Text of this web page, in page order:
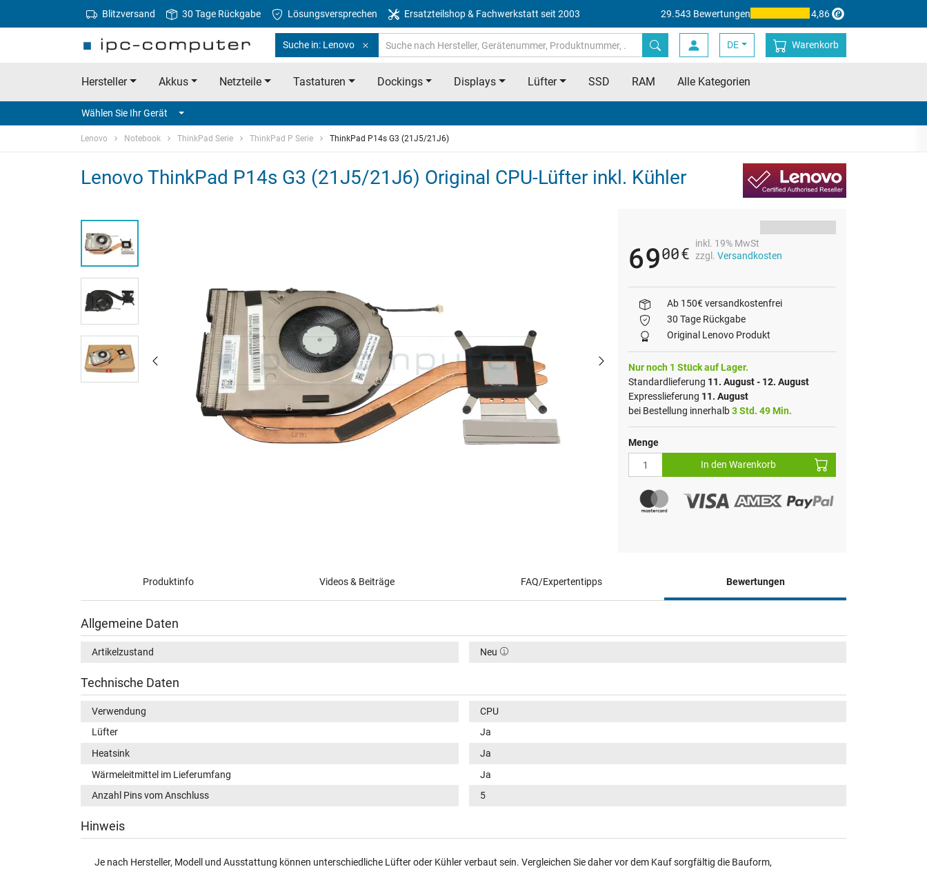
Blitzversand 30 Tage Rückgabe Lösungsversprechen Ersatzteilshop & Fachwerkstatt seit 2003 29.543 Bewertungen 4,86
Suche in: Lenovo DE Warenkorb
Hersteller Akkus Netzteile Tastaturen Dockings Displays Lüfter SSD RAM Alle Kategorien
Wählen Sie Ihr Gerät
Lenovo Notebook ThinkPad Serie ThinkPad P Serie ThinkPad P14s G3 (21J5/21J6)
Lenovo ThinkPad P14s G3 (21J5/21J6) Original CPU-Lüfter inkl. Kühler
6900€
inkl. 19% MwSt
zzgl. Versandkosten
Ab 150€ versandkostenfrei
30 Tage Rückgabe
Original Lenovo Produkt
Nur noch 1 Stück auf Lager.
Standardlieferung 11. August - 12. August
Expresslieferung 11. August
bei Bestellung innerhalb3 Std. 49 Min.
Menge
In den Warenkorb
Produktinfo Videos & Beiträge FAQ/Expertentipps Bewertungen
Allgemeine Daten
Artikelzustand Neu
Technische Daten
Verwendung
CPU
Lüfter
Ja
Heatsink
Ja
Wärmeleitmittel im Lieferumfang
Ja
Anzahl Pins vom Anschluss
5
Hinweis
Je nach Hersteller, Modell und Ausstattung können unterschiedliche Lüfter oder Kühler verbaut sein. Vergleichen Sie daher vor dem Kauf sorgfältig die Bauform,